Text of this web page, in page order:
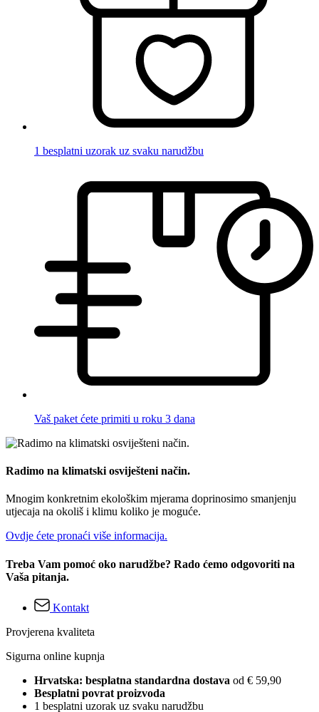
1 besplatni uzorak uz svaku narudžbu
Vaš paket ćete primiti u roku 3 dana
Radimo na klimatski osviješteni način.
Mnogim konkretnim ekološkim mjerama doprinosimo smanjenju
utjecaja na okoliš i klimu koliko je moguće.
Ovdje ćete pronaći više informacija.
Treba Vam pomoć oko narudžbe? Rado ćemo odgovoriti na
Vaša pitanja.
Kontakt
Provjerena kvaliteta
Sigurna online kupnja
Hrvatska: besplatna standardna dostava od € 59,90
Besplatni povrat proizvoda
1 besplatni uzorak uz svaku narudžbu